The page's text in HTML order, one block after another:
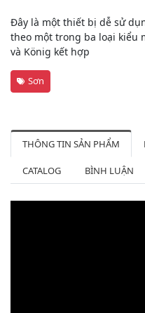
Đây là một thiết bị dễ sử
theo một trong ba loại kiểu
và König kết hợp
Sơn
THÔNG TIN SẢN PHẨM
CATALOG BÌNH LUẬN